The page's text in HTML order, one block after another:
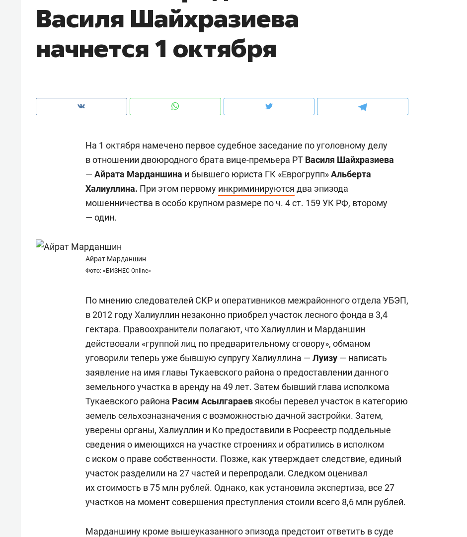
Василя Шайхразиева
начнется 1 октября
На 1 октября намечено первое судебное заседание по уголовному делу
в отношении двоюродного брата вице-премьера РТ Василя Шайхразиева
— Айрата Марданшина и бывшего юриста ГК «Еврогрупп»Альберта
Халиуллина. При этом первому инкриминируются два эпизода
мошенничества в особо крупном размере по ч. 4 ст. 159 УК РФ, второму
— один.
Айрат Марданшин
Фото: «БИЗНЕС Online»
По мнению следователей СКР и оперативников межрайонного отдела УБЭП,
в 2012 году Халиуллин незаконно приобрел участок лесного фонда в 3,4
гектара. Правоохранители полагают, что Халиуллин и Марданшин
действовали «группой лиц по предварительному сговору», обманом
уговорили теперь уже бывшую супругу Халиуллина — Луизу — написать
заявление на имя главы Тукаевского района о предоставлении данного
земельного участка в аренду на 49 лет. Затем бывший глава исполкома
Тукаевского района Расим Асылгараев якобы перевел участок в категорию
земель сельхозназначения с возможностью дачной застройки. Затем,
уверены органы, Халиуллин и Ко предоставили в Росреестр поддельные
сведения о имеющихся на участке строениях и обратились в исполком
с иском о праве собственности. Позже, как утверждает следствие, единый
участок разделили на 27 частей и перепродали. Следком оценивал
их стоимость в 75 млн рублей. Однако, как установила экспертиза, все 27
участков на момент совершения преступления стоили всего 8,6 млн рублей.
Марданшину кроме вышеуказанного эпизода предстоит ответить в суде
чем интересен Оман?
Опыт выживания в дикой
природе, работа
с ментальным и физическим
Рекомендуем
Мексика, рок-концерт
и вагон с чак-чаком: как
Рекомендуем
30 метров»: как «Водоканал»